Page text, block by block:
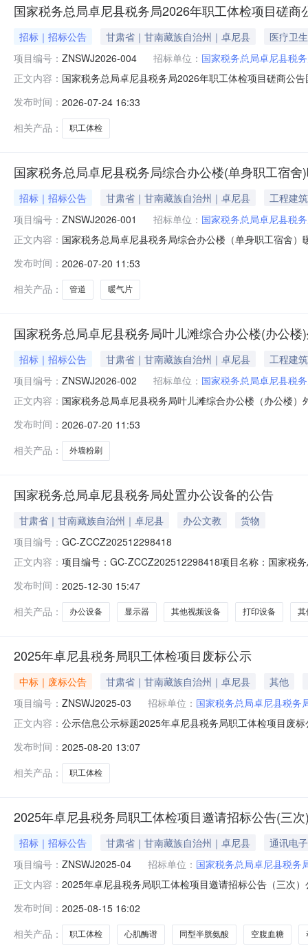
国家税务总局卓尼县税务局2026年职工体检项目磋商
招标｜招标公告 甘肃省｜甘南藏族自治州｜卓尼县
医疗卫生
项目编号： ZNSWJ2026-004 招标单位： 国家税务总局卓尼县税
正文内容： 国家税务总局卓尼县税务局2026年职工体检项目磋商公
律、法规，具有相应资格，有能力，并能提供及时完善
0043、项目名称:国家税
发布时间： 2026-07-24 16:33
相关产品：
职工体检
国家税务总局卓尼县税务局综合办公楼(单身职工宿
招标｜招标公告 甘肃省｜甘南藏族自治州｜卓尼县
工程建筑
项目编号： ZNSWJ2026-001 招标单位： 国家税务总局卓尼县税
正文内容： 国家税务总局卓尼县税务局综合办公楼（单身职工宿舍
卓尼县税务局委托甘南州海荣项目咨询管理有限公司，
来参加。一、项目基本情况1．项目编号
发布时间： 2026-07-20 11:53
相关产品：
管道 暖气片
国家税务总局卓尼县税务局叶儿滩综合办公楼(办公
招标｜招标公告 甘肃省｜甘南藏族自治州｜卓尼县
工程建筑
项目编号： ZNSWJ2026-002 招标单位： 国家税务总局卓尼县税
正文内容： 国家税务总局卓尼县税务局叶儿滩综合办公楼（办公楼
局卓尼县税务局委托甘南州海荣项目咨询管理有限公司
前来参加。一、项目基本情况1．项目编
发布时间： 2026-07-20 11:53
相关产品：
外墙粉刷
国家税务总局卓尼县税务局处置办公设备的公告
甘肃省｜甘南藏族自治州｜卓尼县 办公文教
货物
项目编号： GC-ZCCZ202512298418
正文内容： 项目编号：GC-ZCCZ202512298418项目名称：国家税
服务机构名称：中国再生资源开发集团有限公司处置服
发布时间： 2025-12-30 15:47
相关产品：
办公设备 显示器 其他视频设备 打印设备 其
2025年卓尼县税务局职工体检项目废标公示
中标｜废标公告 甘肃省｜甘南藏族自治州｜卓尼县
其他
项目编号： ZNSWJ2025-03 招标单位： 国家税务总局卓尼县税务
正文内容： 公示信息公示标题2025年卓尼县税务局职工体检项目废
目废标原因本项目有效投标报价不足三家，故本项目废
发布时间： 2025-08-20 13:07
相关产品：
职工体检
2025年卓尼县税务局职工体检项目邀请招标公告(三
招标｜招标公告 甘肃省｜甘南藏族自治州｜卓尼县
通讯电子
项目编号： ZNSWJ2025-04 招标单位： 国家税务总局卓尼县税务
正文内容： 2025年卓尼县税务局职工体检项目邀请招标公告（三次
109500.00（元）公告内容2025年卓尼县税务局职工体
卓尼县税务局。
发布时间： 2025-08-15 16:02
相关产品：
职工体检 心肌酶谱 同型半胱氨酸 空腹血糖